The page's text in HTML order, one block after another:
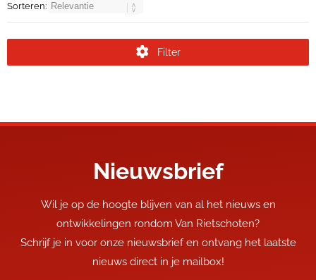
Sorteren:
Filter
Nieuwsbrief
Wil je op de hoogte blijven van al het nieuws en
ontwikkelingen rondom Van Rietschoten?
Schrijf je in voor onze nieuwsbrief en ontvang het laatste
nieuws direct in je mailbox!